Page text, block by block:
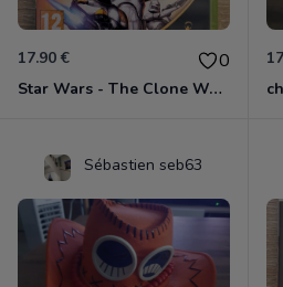
17.90 € 0
Star Wars - The Clone Wars - Les Héros De La République Xbox 360
Sébastien seb63